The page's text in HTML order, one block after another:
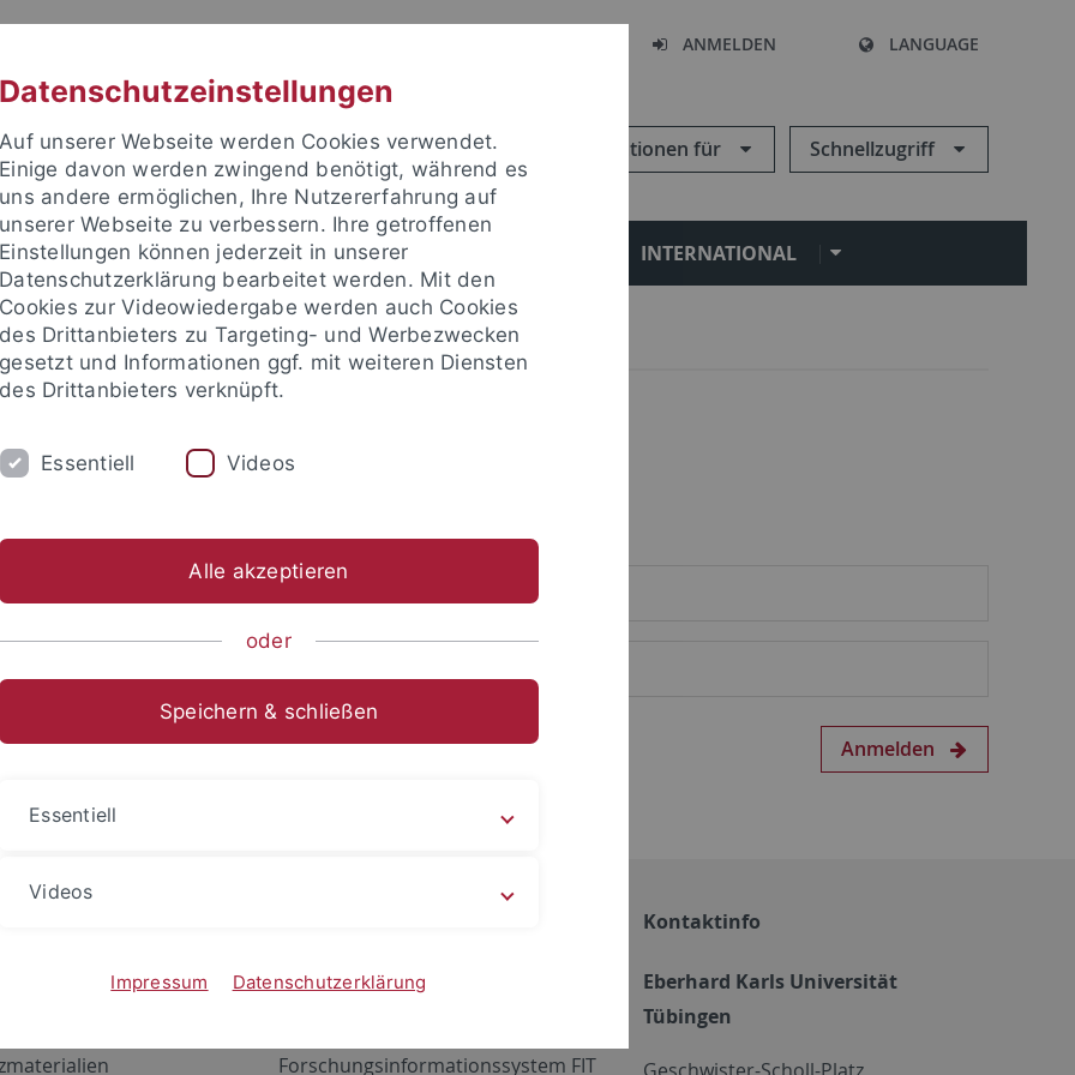
ANMELDEN LANGUAGE
Informationen für Schnellzugriff
FORSCHUNG EINRICHTUNGEN INTERNATIONAL
um sich anzumelden:
Anmelden
Netzwerk
ALMA
Forschungsinformationssystem FIT
Kontaktinfo
Eberhard Karls Universität
Tübingen
Datenschutzeinstellungen
Auf unserer Webseite werden Cookies verwendet.
Einige davon werden zwingend benötigt, während es
uns andere ermöglichen, Ihre Nutzererfahrung auf
unserer Webseite zu verbessern. Ihre getroffenen
Einstellungen können jederzeit in unserer
Datenschutzerklärung bearbeitet werden. Mit den
Cookies zur Videowiedergabe werden auch Cookies
des Drittanbieters zu Targeting- und Werbezwecken
gesetzt und Informationen ggf. mit weiteren Diensten
des Drittanbieters verknüpft.
Essentiell Videos
Alle akzeptieren
oder
Speichern & schließen
Essentiell
Videos
Impressum Datenschutzerklärung